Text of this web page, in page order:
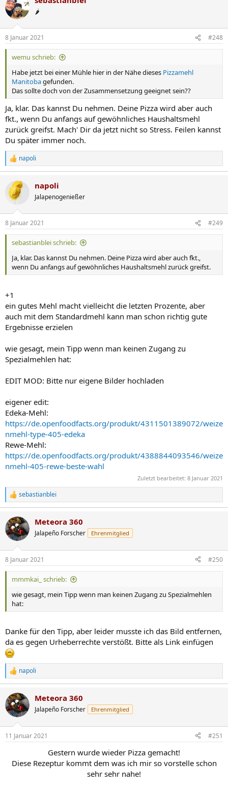
🌶️
8 Januar 2021 #248
wemu schrieb:
Habe jetzt bei einer Mühle hier in der Nähe dieses Pizzamehl
Manitobagefunden.
Das sollte doch von der Zusammensetzung geeignet sein??
Ja, klar. Das kannst Du nehmen. Deine Pizza wird aber auch
fkt., wenn Du anfangs auf gewöhnliches Haushaltsmehl
zurück greifst. Mach' Dir da jetzt nicht so Stress. Feilen kannst
Du später immer noch.
R
e
k
t
i
n
e
n
napoli
napoli
Jalapenogenießer
8 Januar 2021 #249
sebastianblei schrieb:
Ja, klar. Das kannst Du nehmen. Deine Pizza wird aber auch fkt.,
wenn Du anfangs auf gewöhnliches Haushaltsmehl zurück greifst.
+1
ein gutes Mehl macht vielleicht die letzten Prozente, aber
auch mit dem Standardmehl kann man schon richtig gute
Ergebnisse erzielen
wie gesagt, mein Tipp wenn man keinen Zugang zu
Spezialmehlen hat:
EDIT MOD: Bitte nur eigene Bilder hochladen
eigener edit:
Edeka-Mehl:
https://de.openfoodfacts.org/produkt/4311501389072/weize
nmehl-type-405-edeka
Rewe-Mehl:
https://de.openfoodfacts.org/produkt/4388844093546/weize
nmehl-405-rewe-beste-wahl
Zuletzt bearbeitet: 8 Januar 2021
R
e
k
t
i
e
n
sebastianblei
Meteora 360
Jalapeño Forscher Ehrenmitglied
8 Januar 2021 #250
mmmkai_ schrieb:
wie gesagt, mein Tipp wenn man keinen Zugang zu Spezialmehlen
hat:
Danke für den Tipp, aber leider musste ich das Bild entfernen,
da es gegen Urheberrechte verstößt. Bitte als Link einfügen
R
e
k
t
i
e
napoli
Meteora 360
Jalapeño Forscher Ehrenmitglied
11 Januar 2021 #251
Gestern wurde wieder Pizza gemacht!
Diese Rezeptur kommt dem was ich mir so vorstelle schon
sehr sehr nahe!